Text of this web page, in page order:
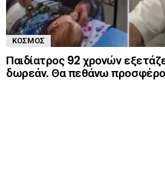
ΚΌΣΜΟΣ
Παιδίατρος 92 χρονών
δωρεάν. Θα πεθάνω